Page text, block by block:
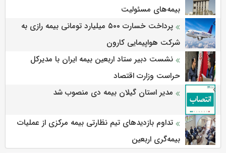
بیمه‌های مسئولیت
پرداخت خسارت ۵۰۰ میلیارد تومانی بیمه رازی به
شرکت هواپیمایی کارون
نشست دبیر ستاد اربعین بیمه ایران با مدیرکل
حراست وزارت اقتصاد
مدیر استان گیلان بیمه دی منصوب شد
تداوم بازدیدهای تیم نظارتی بیمه مرکزی از عملیات
بیمه‌گری اربعین